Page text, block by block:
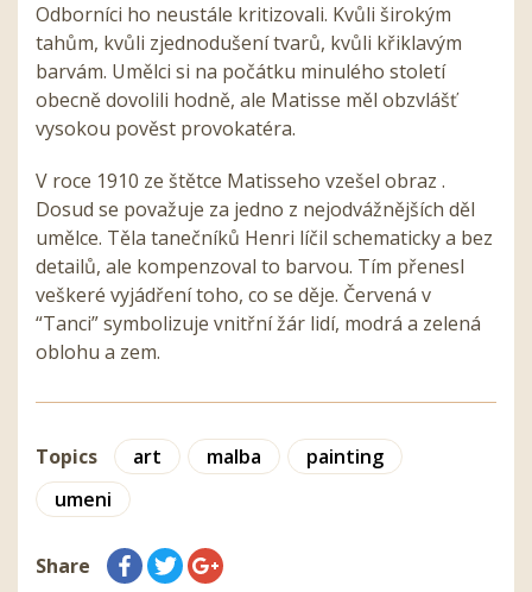
Odborníci ho neustále kritizovali. Kvůli širokým
tahům, kvůli zjednodušení tvarů, kvůli křiklavým
barvám. Umělci si na počátku minulého století
obecně dovolili hodně, ale Matisse měl obzvlášť
vysokou pověst provokatéra.
V roce 1910 ze štětce Matisseho vzešel obraz .
Dosud se považuje za jedno z nejodvážnějších děl
umělce. Těla tanečníků Henri líčil schematicky a bez
detailů, ale kompenzoval to barvou. Tím přenesl
veškeré vyjádření toho, co se děje. Červená v
“Tanci” symbolizuje vnitřní žár lidí, modrá a zelená
oblohu a zem.
Topics art malba
painting
umeni
Share